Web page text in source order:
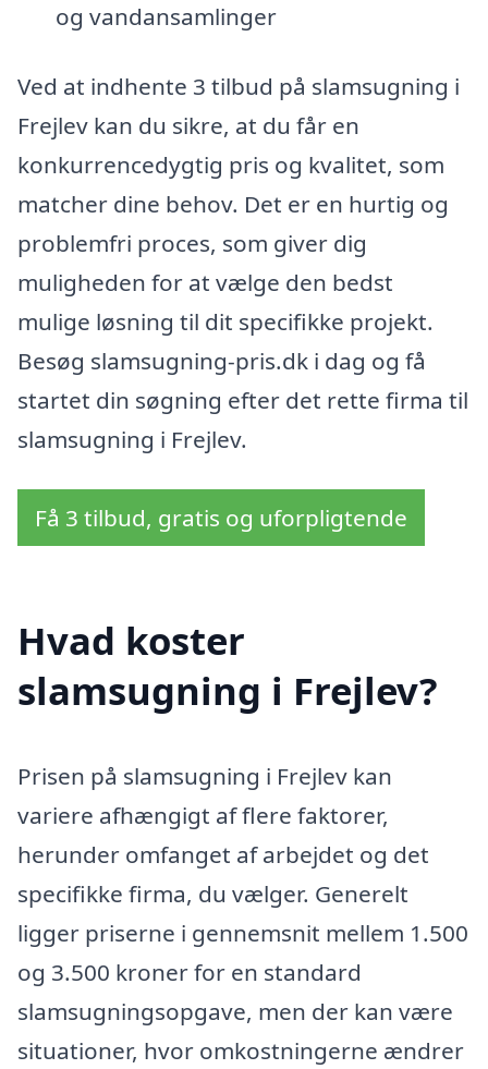
og vandansamlinger
Ved at indhente 3 tilbud på slamsugning i
Frejlev kan du sikre, at du får en
konkurrencedygtig pris og kvalitet, som
matcher dine behov. Det er en hurtig og
problemfri proces, som giver dig
muligheden for at vælge den bedst
mulige løsning til dit specifikke projekt.
Besøg slamsugning-pris.dk i dag og få
startet din søgning efter det rette firma til
slamsugning i Frejlev.
Få 3 tilbud, gratis og uforpligtende
Hvad koster
slamsugning i Frejlev?
Prisen på slamsugning i Frejlev kan
variere afhængigt af flere faktorer,
herunder omfanget af arbejdet og det
specifikke firma, du vælger. Generelt
ligger priserne i gennemsnit mellem 1.500
og 3.500 kroner for en standard
slamsugningsopgave, men der kan være
situationer, hvor omkostningerne ændrer